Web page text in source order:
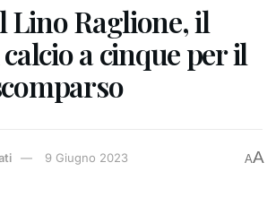
Lino Raglione, il
a cinque per il
9 Giugno 2023 AA